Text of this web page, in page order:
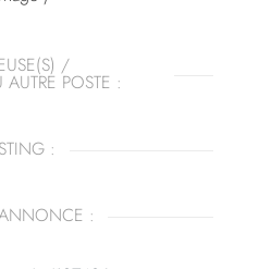
/
AUTRE POSTE :
:
: